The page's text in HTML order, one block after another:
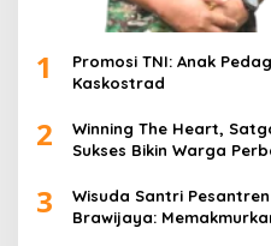
1
Promosi TNI: Anak
Kaskostrad
2
Winning The Heart,
Sukses Bikin Warga
3
Wisuda Santri
Brawijaya: